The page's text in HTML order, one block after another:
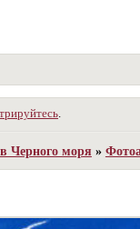
Черного моря »